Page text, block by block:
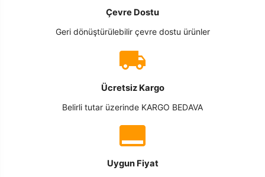
Çevre Dostu
Geri dönüştürülebilir çevre dostu ürünler
Ücretsiz Kargo
Belirli tutar üzerinde KARGO BEDAVA
Uygun Fiyat